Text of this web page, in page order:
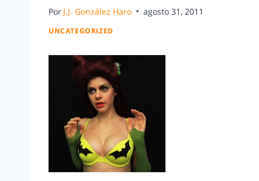
Por J.J. González Haro agosto 31, 2011
UNCATEGORIZED